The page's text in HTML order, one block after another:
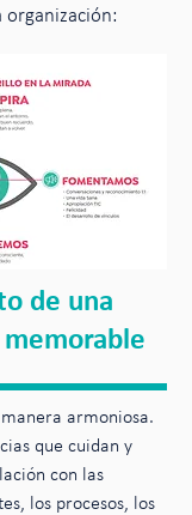
organización:
de una
armoniosa.
que cuidan y
con las
los procesos, los